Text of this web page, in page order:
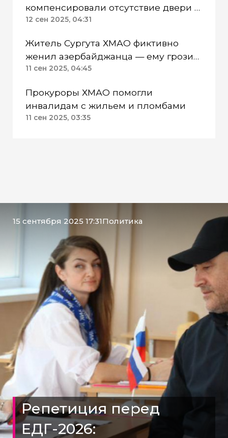
компенсировали отсутствие двери в
санузле
12 сен 2025, 04:31
Житель Сургута ХМАО фиктивно
женил азербайджанца — ему грозит
пять лет
11 сен 2025, 04:45
Прокуроры ХМАО помогли
инвалидам с жильем и пломбами
11 сен 2025, 03:35
15 сентября 2025 17:31Политика
Репетиция перед
ЕДГ-2026: